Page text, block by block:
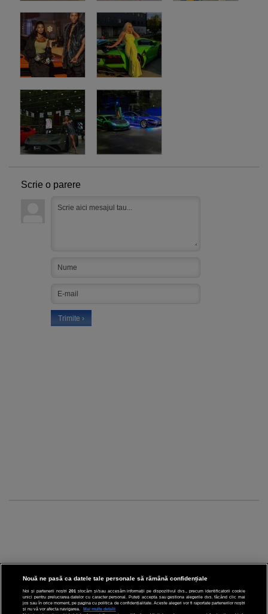
Scrie o parere
CINEMA
Nouă ne pasă ca datele tale personale să rămână confidențiale
Noi și partenerii noștri 201 stocăm și/sau accesăm informații pe dispozitivul dvs., precum identificatorii cookie
unici pentru prelucrarea datelor cu caracter personal. Puteți accepta sau gestiona alegerile dvs. făcând clic mai
jos sau în orice moment, pe pagina cu politica de confidențialitate. Aceste alegeri vor fi raportate partenerilor noștri
și nu vă vor afecta navigarea.
Mai multe detalii